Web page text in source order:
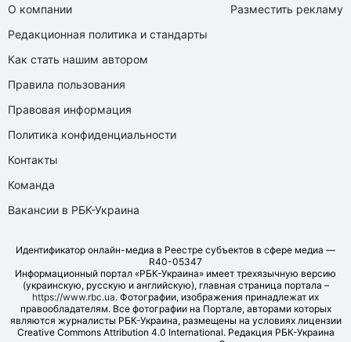
О компании
Редакционная политика и стандарты
Как стать нашим автором
Правила пользования
Правовая информация
Политика конфиденциальности
Контакты
Команда
Вакансии в РБК-Украина
Разместить рекламу
Идентификатор онлайн-медиа в Реестре субъектов в сфере медиа —
R40-05347
Информационный портал «РБК-Украина» имеет трехязычную версию
(украинскую, русскую и английскую), главная страница портала –
https://www.rbc.ua. Фотографии, изображения принадлежат их
правообладателям. Все фотографии на Портале, авторами которых
являются журналисты РБК-Украина, размещены на условиях лицензии
Creative Commons Attribution 4.0 International. Редакция РБК-Украина